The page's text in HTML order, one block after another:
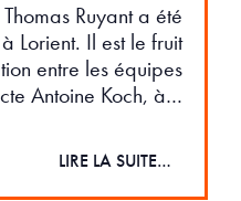
Ruyant a été
Lorient. Il est le fruit
entre les équipes
Antoine Koch, à…
LIRE LA SUITE…